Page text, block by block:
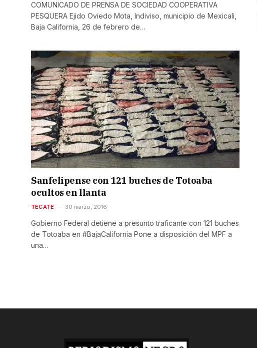
COMUNICADO DE PRENSA DE SOCIEDAD COOPERATIVA
PESQUERA Ejido Oviedo Mota, Indiviso, municipio de Mexicali,
Baja California, 26 de febrero de…
Sanfelipense con 121 buches de Totoaba
ocultos en llanta
TECATE 30 marzo, 2016
Gobierno Federal detiene a presunto traficante con 121 buches
de Totoaba en ‪#‎BajaCalifornia‬ Pone a disposición del MPF a
una…